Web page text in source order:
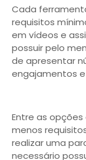
Cada
requisitos
em vídeos e
possuir pelo
de apresentar
engajamentos
Entre as opções
menos
realizar uma
necessário